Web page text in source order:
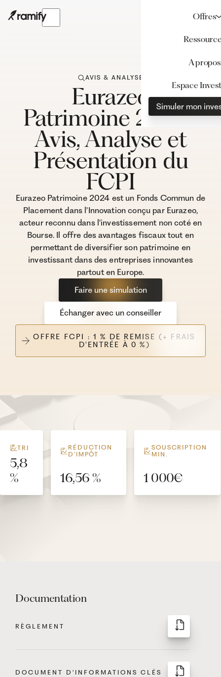
Offres
A propos
Espace
Simuler mon
AVIS & ANALYSE
Eurazeo
Patrimoine 2024 :
Avis, Analyse et
Présentation du
FCPI
Eurazeo Patrimoine 2024 est un Fonds Commun de
Placement dans l'Innovation conçu par Eurazeo,
acteur reconnu dans l'investissement non coté en
Bourse. Il offre des avantages fiscaux tout en
permettant de diversifier son patrimoine en
investissant dans des entreprises innovantes
partout en Europe.
Faire une simulation
Échanger avec un conseiller
OFFRE FCPI : 1 % DE REMISE (+ FRAIS
D'ENTRÉE À 0 %)
TRI
5,8
%
RÉDUCTION
D’IMPÔT
16,56 %
SOUSCRIPTION
MIN.
1 000€
Documentation
RÈGLEMENT
DOCUMENT D'INFORMATIONS CLÉS